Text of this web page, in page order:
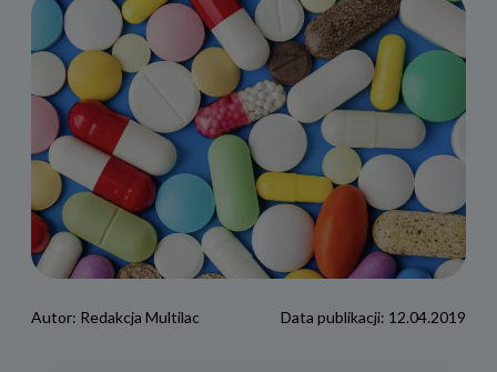
Autor: Redakcja Multilac Data publikacji: 12.04.2019